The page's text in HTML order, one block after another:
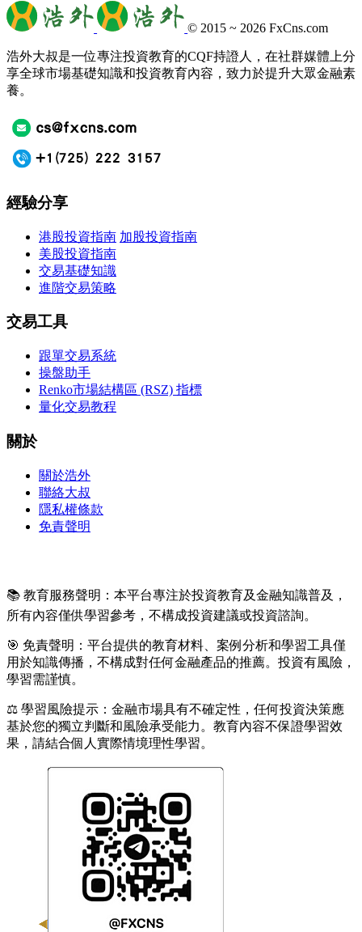
© 2015 ~ 2026FxCns.com
浩外大叔是一位專注投資教育的CQF持證人，在社群媒體上分
享全球市場基礎知識和投資教育內容，致力於提升大眾金融素
養。
經驗分享
港股投資指南 加股投資指南
美股投資指南
交易基礎知識
進階交易策略
交易工具
跟單交易系統
操盤助手
Renko市場結構區 (RSZ) 指標
量化交易教程
關於
關於浩外
聯絡大叔
隱私權條款
免責聲明
📚 教育服務聲明：本平台專注於投資教育及金融知識普及，
所有內容僅供學習參考，不構成投資建議或投資諮詢。
🎯 免責聲明：平台提供的教育材料、案例分析和學習工具僅
用於知識傳播，不構成對任何金融產品的推薦。投資有風險，
學習需謹慎。
⚖️ 學習風險提示：金融市場具有不確定性，任何投資決策應
基於您的獨立判斷和風險承受能力。教育內容不保證學習效
果，請結合個人實際情境理性學習。